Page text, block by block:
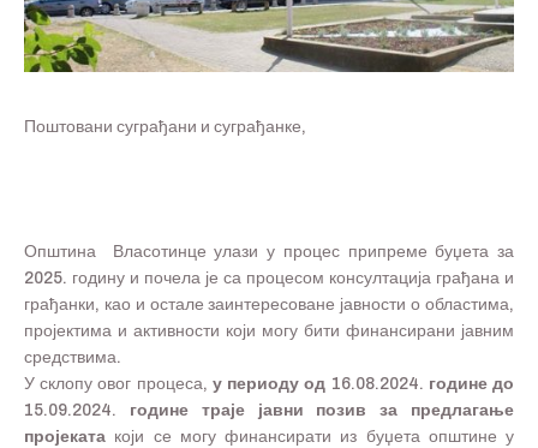
Поштовани суграђани и суграђанке,
Општина Власотинце улази у процес припреме буџета за
2025. годину и почела је са процесом консултација грађана и
грађанки, као и остале заинтересоване јавности о областима,
пројектима и активности који могу бити финансирани јавним
средствима.
У склопу овог процеса, у периоду од 16.08.2024. године до
15.09.2024. године траје јавни позив за предлагање
пројеката који се могу финансирати из буџета општине у